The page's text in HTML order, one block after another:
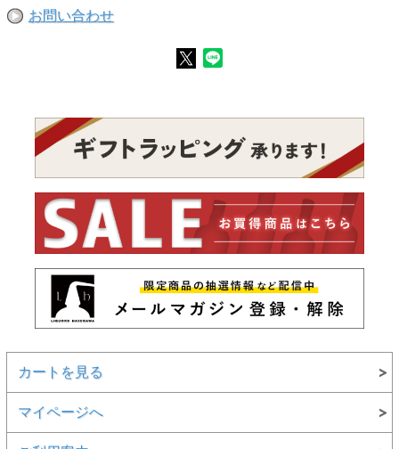
お問い合わせ
カートを見る
マイページへ